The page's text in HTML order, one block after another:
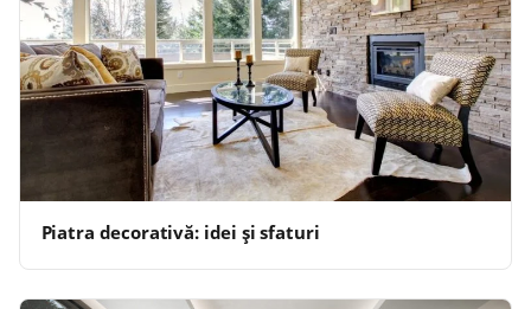
Piatra decorativă: idei și sfaturi